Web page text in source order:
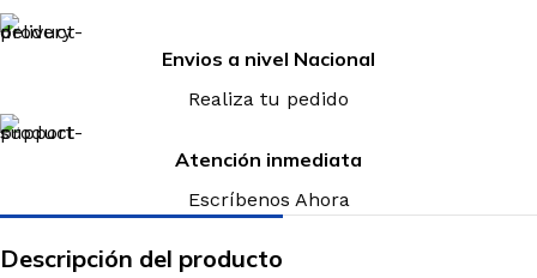
Envios a nivel Nacional
Realiza tu pedido
Atención inmediata
Escríbenos Ahora
Descripción del producto